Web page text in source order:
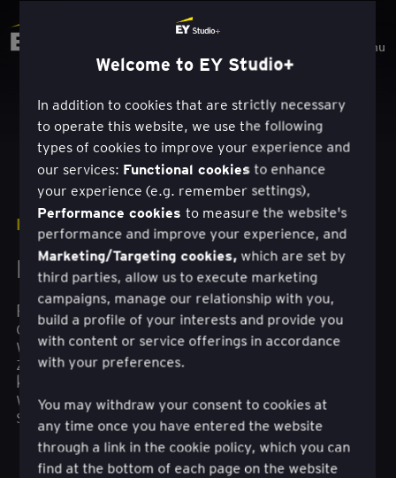
Menu
ROZWIĄZANIA
Doświadczenie klientów
Podejście EY Studio+ do obsługi klienta (CX),
oparte na empatii i celu, pomaga wyciągać
właściwe wnioski, które pozwolą Ci budować
zróżnicowane, skuteczne doświadczenia
klientów, które przyniosą długoterminową
wartość klientowi, Twojej organizacji i
społeczeństwu.
Welcome to EY Studio+
In addition to cookies that are strictly necessary
to operate this website, we use the following
types of cookies to improve your experience and
our services: Functional cookiesto enhance
your experience (e.g. remember settings),
Performance cookiesto measure the website's
performance and improve your experience, and
Marketing/Targeting cookies, which are set by
third parties, allow us to execute marketing
campaigns, manage our relationship with you,
build a profile of your interests and provide you
with content or service offerings in accordance
with your preferences.
You may withdraw your consent to cookies at
any time once you have entered the website
through a link in the cookie policy, which you can
find at the bottom of each page on the website